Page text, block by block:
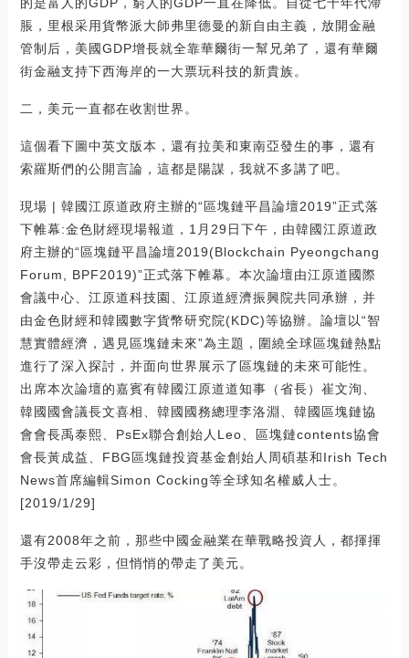
脹，里根采用貨幣派大師弗里德曼的新自由主義，放開金融
管制后，美國GDP增長就全靠華爾街一幫兄弟了，還有華爾
街金融支持下西海岸的一大票玩科技的新貴族。
二，美元一直都在收割世界。
這個看下圖中英文版本，還有拉美和東南亞發生的事，還有
索羅斯們的公開言論，這都是陽謀，我就不多講了吧。
現場 | 韓國江原道政府主辦的“區塊鏈平昌論壇2019”正式落
下帷幕:金色財經現場報道，1月29日下午，由韓國江原道政
府主辦的“區塊鏈平昌論壇2019(Blockchain Pyeongchang
Forum, BPF2019)”正式落下帷幕。本次論壇由江原道國際
會議中心、江原道科技園、江原道經濟振興院共同承辦，并
由金色財經和韓國數字貨幣研究院(KDC)等協辦。論壇以“智
慧實體經濟，遇見區塊鏈未來”為主題，圍繞全球區塊鏈熱點
進行了深入探討，并面向世界展示了區塊鏈的未來可能性。
出席本次論壇的嘉賓有韓國江原道道知事（省長）崔文洵、
韓國國會議長文喜相、韓國國務總理李洛淵、韓國區塊鏈協
會會長禹泰熙、PsEx聯合創始人Leo、區塊鏈contents協會
會長黃成益、FBG區塊鏈投資基金創始人周碩基和Irish Tech
News首席編輯Simon Cocking等全球知名權威人士。
[2019/1/29]
還有2008年之前，那些中國金融業在華戰略投資人，都揮揮
手沒帶走云彩，但悄悄的帶走了美元。